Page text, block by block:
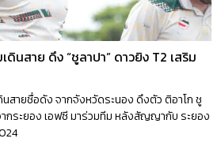
นสาย ดึง “ชูลาปา” ดาวยิง T2 เสริม
ายชื่อดัง จากจังหวัดระนอง ดึงตัว ติอาโก ชู
ากระยอง เอฟซี มาร่วมทีม หลังสัญญากับ ระยอง